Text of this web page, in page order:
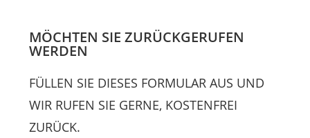
MÖCHTEN SIE ZURÜCKGERUFEN
WERDEN
FÜLLEN SIE DIESES FORMULAR AUS UND
WIR RUFEN SIE GERNE, KOSTENFREI
ZURÜCK.